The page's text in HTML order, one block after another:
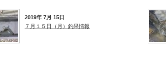
2019年 7月 15日
７月１５日（月）釣果情報